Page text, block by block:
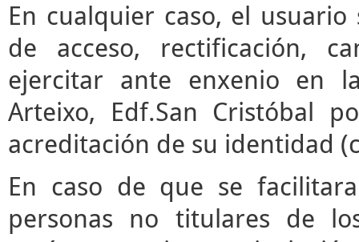
En cualquier caso, el
de acceso, rectificación,
ejercitar ante enxenio en
Arteixo, Edf.San Cristóbal
acreditación de su identidad
En caso de que se
personas no titulares de